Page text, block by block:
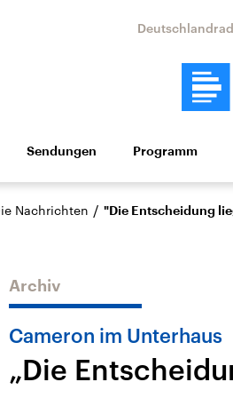
Politik Wirtschaft
Feature Musik
Sachsen-
USA
Sendungen Programm
Nachrichten / "Die Entscheidung
Archiv
Cameron im Unterhaus
„Die